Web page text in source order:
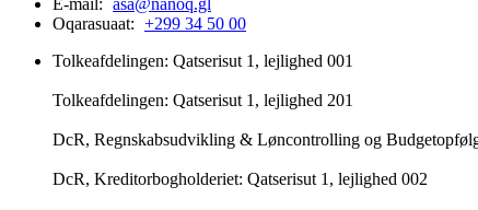
Oqarasuaat: +299 34 50 00
Tolkeafdelingen: Qatserisut 1, lejlighed 001
Tolkeafdelingen: Qatserisut 1, lejlighed 201
DcR, Regnskabsudvikling & Løncontrolling og
DcR, Kreditorbogholderiet: Qatserisut 1, lejlighed 002